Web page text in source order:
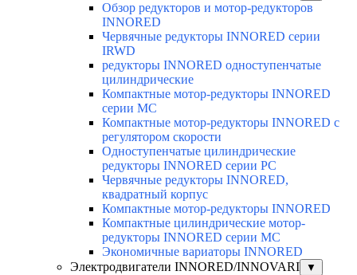
Обзор редукторов и мотор-редукторов
INNORED
Червячные редукторы INNORED серии
IRWD
редукторы INNORED одноступенчатые
цилиндрические
Компактные мотор-редукторы INNORED
серии MC
Компактные мотор-редукторы INNORED с
регулятором скорости
Одноступенчатые цилиндрические
редукторы INNORED серии PC
Червячные редукторы INNORED,
квадратный корпус
Компактные мотор-редукторы INNORED
Компактные цилиндрические мотор-
редукторы INNORED серии MC
Экономичные вариаторы INNORED
Электродвигатели INNORED/INNOVARI
▼